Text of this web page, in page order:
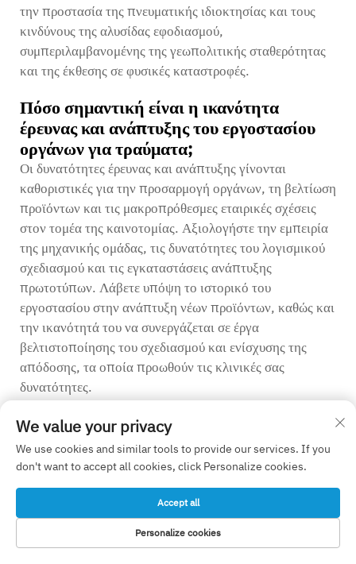
την προστασία της πνευματικής ιδιοκτησίας και τους
κινδύνους της αλυσίδας εφοδιασμού,
συμπεριλαμβανομένης της γεωπολιτικής σταθερότητας
και της έκθεσης σε φυσικές καταστροφές.
Πόσο σημαντική είναι η ικανότητα
έρευνας και ανάπτυξης του εργοστασίου
οργάνων για τραύματα;
Οι δυνατότητες έρευνας και ανάπτυξης γίνονται
καθοριστικές για την προσαρμογή οργάνων, τη βελτίωση
προϊόντων και τις μακροπρόθεσμες εταιρικές σχέσεις
στον τομέα της καινοτομίας. Αξιολογήστε την εμπειρία
της μηχανικής ομάδας, τις δυνατότητες του λογισμικού
σχεδιασμού και τις εγκαταστάσεις ανάπτυξης
πρωτοτύπων. Λάβετε υπόψη το ιστορικό του
εργοστασίου στην ανάπτυξη νέων προϊόντων, καθώς και
την ικανότητά του να συνεργάζεται σε έργα
βελτιστοποίησης του σχεδιασμού και ενίσχυσης της
απόδοσης, τα οποία προωθούν τις κλινικές σας
δυνατότητες.
Προηγούμενο :Επιλογή του καλύτερου OEM εταίρου για πλάκες και βίδες οστών τραύματος
Επόμενο :Πώς να συνεργαστείτε με έναν κορυφαίο κατασκευαστή οργάνων τραύματος
ΗΛΕΚΤΡΟΝΙΚΌ
We value your privacy
We use cookies and similar tools to provide our services. If you
don't want to accept all cookies, click Personalize cookies.
Personalize cookies
Accept all